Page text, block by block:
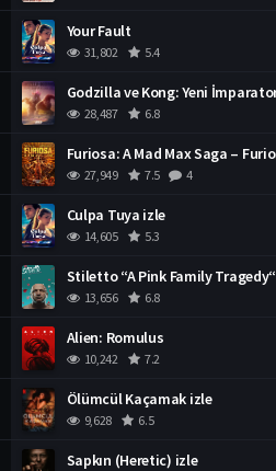
Your Fault
31,802 5.4
28,487 6.8
27,949 7.5 4
Culpa Tuya izle
14,605 5.3
Stiletto “A Pink Family Tragedy“
13,656 6.8
Alien: Romulus
10,242 7.2
Ölümcül Kaçamak izle
9,628 6.5
Sapkın (Heretic) izle